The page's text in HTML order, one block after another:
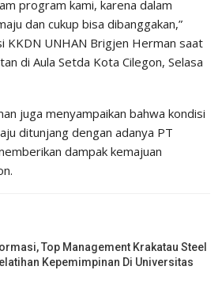
program kami, karena dalam
dan cukup bisa dibanggakan,”
KKDN UNHAN Brigjen Herman saat
di Aula Setda Kota Cilegon, Selasa
juga menyampaikan bahwa kondisi
ditunjang dengan adanya PT
dampak kemajuan
Top Management Krakatau Steel
Kepemimpinan Di Universitas